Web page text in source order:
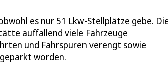
es nur 51 Lkw-Stellplätze gebe.
auffallend viele Fahrzeuge
und Fahrspuren verengt sowie
worden.